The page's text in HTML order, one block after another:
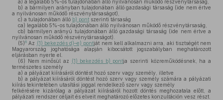
a) a legalább 5%-os tulajdonában álló nyilvánosan működő részvénytársaság,
b) a bármilyen arányban tulajdonában álló gazdasági társaság (ide nem értve
a nyilvánosan működő részvénytársaságot),
c) a tulajdonában álló b) pont szerinti társaság
ca) legalább 5%-os tulajdonában álló nyilvánosan működő részvénytársaság,
cb) bármilyen arányú tulajdonában álló gazdasági társaság (ide nem értve a
nyilvánosan működő részvénytársaságot).
(5)6 Az (1) bekezdés d)–e) pontját nem kell alkalmazni arra, aki tisztségét nem
Magyarország joghatósága alapján kibocsátott jogszabályban meghatározott
eljárásban nyerte el.
(6) Nem minősül az (1) bekezdés b) pontja szerinti közreműködésnek, ha a
természetes személy
a) a pályázat kiírásáról döntést hozó szerv vagy személy, illetve
b) a pályázat kiírásáról döntést hozó szerv vagy személy számára a pályázati
kiírás tekintetében utasítási joggal rendelkező szerv vagy személy
felkérésére kizárólag a pályázat kiírásáról hozott döntés meghozatala előtt, a
pályázati rendszer céljait és elveit meghatározó előzetes konzultáción vesz részt.